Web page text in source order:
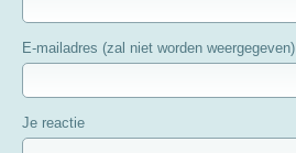
E-mailadres (zal niet worden weergegeven)
Je reactie